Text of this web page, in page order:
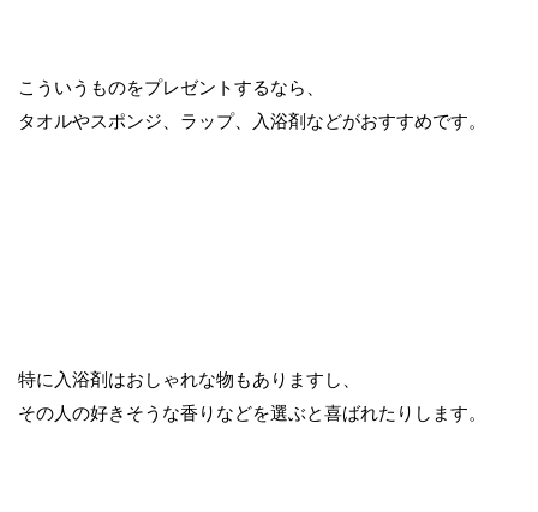
こういうものをプレゼントするなら、
タオルやスポンジ、ラップ、入浴剤などがおすすめです。
特に入浴剤はおしゃれな物もありますし、
その人の好きそうな香りなどを選ぶと喜ばれたりします。